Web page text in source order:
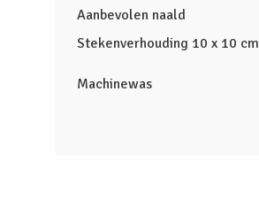
Aanbevolen naald
Stekenverhouding 10 x 10 cm
Machinewas